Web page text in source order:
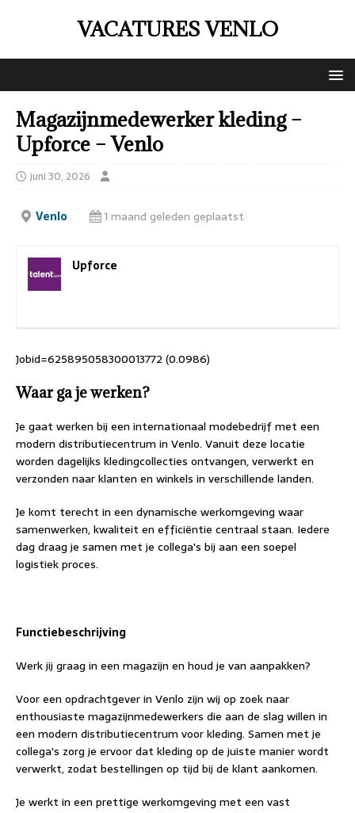
VACATURES VENLO
Magazijnmedewerker kleding –
Upforce – Venlo
juni 30, 2026
Venlo 1 maand geleden geplaatst
Upforce
Jobid=625895058300013772 (0.0986)
Waar ga je werken?
Je gaat werken bij een internationaal modebedrijf met een
modern distributiecentrum in Venlo. Vanuit deze locatie
worden dagelijks kledingcollecties ontvangen, verwerkt en
verzonden naar klanten en winkels in verschillende landen.
Je komt terecht in een dynamische werkomgeving waar
samenwerken, kwaliteit en efficiëntie centraal staan. Iedere
dag draag je samen met je collega's bij aan een soepel
logistiek proces.
Functiebeschrijving
Werk jij graag in een magazijn en houd je van aanpakken?
Voor een opdrachtgever in Venlo zijn wij op zoek naar
enthousiaste magazijnmedewerkers die aan de slag willen in
een modern distributiecentrum voor kleding. Samen met je
collega's zorg je ervoor dat kleding op de juiste manier wordt
verwerkt, zodat bestellingen op tijd bij de klant aankomen.
Je werkt in een prettige werkomgeving met een vast